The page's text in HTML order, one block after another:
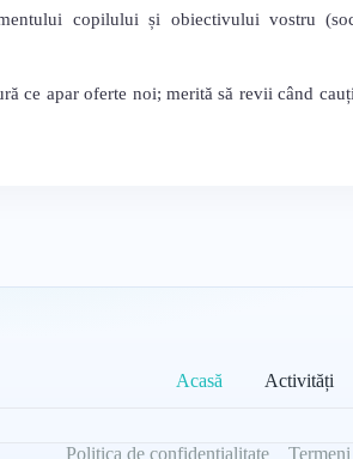
copilului și obiectivului vostru
ce apar oferte noi; merită să revii când
Acasă Activități
Politica de confidențialitate